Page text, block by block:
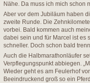
Nähe. Da muss ich mich schon
Aber vor dem Jubiläum haben
zweite Runde. Die
vorbei. Bald kommen auch
dabei sein und für Marcel ist es
schneller. Doch schon bald
Auch die Halbmarathonläufer
Verpflegungspunkt abbiegen.
Wieder geht es am Feulerhof
Beeindruckend groß so ein